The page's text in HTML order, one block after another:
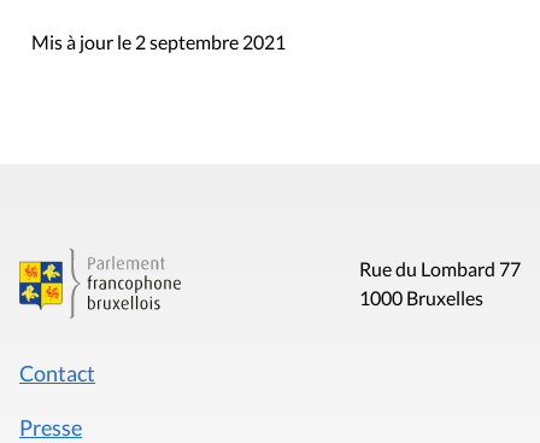
Mis à jour le 2 septembre 2021
Rue du Lombard 77
1000 Bruxelles
Contact
Presse